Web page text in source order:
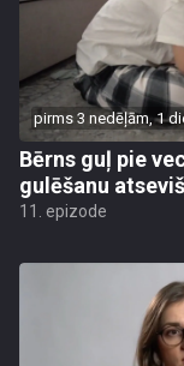
pirms 3 nedēļām, 1
Bērns guļ pie
gulēšanu
11. epizode